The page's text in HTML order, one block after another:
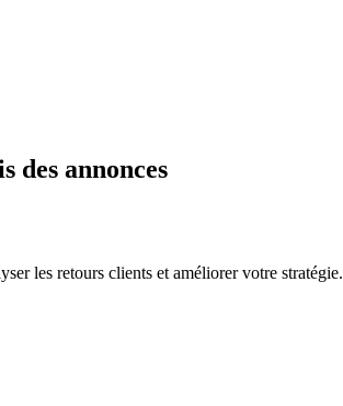
des annonces
les retours clients et améliorer votre stratégie.